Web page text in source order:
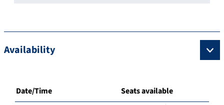
Availability
Date/Time Seats available